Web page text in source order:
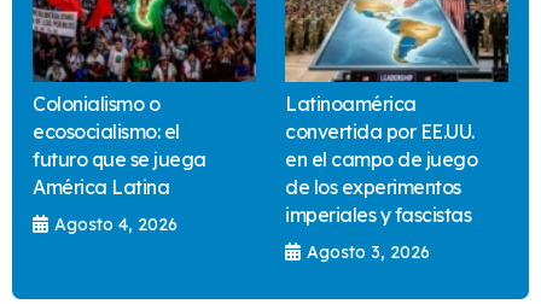
Colonialismo o
ecosocialismo: el
futuro que se juega
América Latina
Agosto 4, 2026
Latinoamérica
convertida por EE.UU.
en el campo de juego
de los experimentos
imperiales y fascistas
Agosto 3, 2026